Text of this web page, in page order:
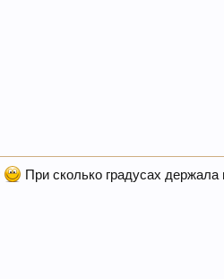
При сколько градусах держала